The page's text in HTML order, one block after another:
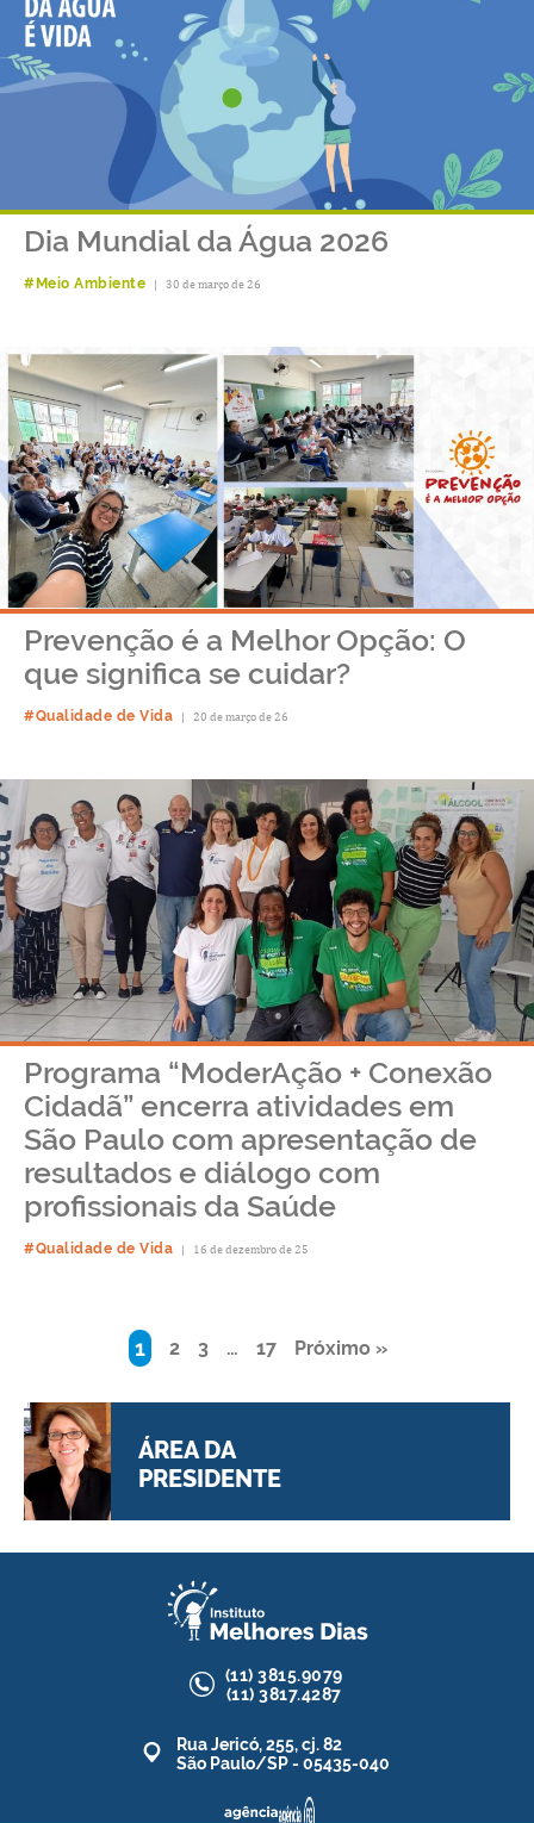
Dia Mundial da Água 2026
#Meio Ambiente | 30 de março de 26
Prevenção é a Melhor Opção: O
que significa se cuidar?
#Qualidade de Vida | 20 de março de 26
Programa “ModerAção + Conexão
Cidadã” encerra atividades em
São Paulo com apresentação de
resultados e diálogo com
profissionais da Saúde
#Qualidade de Vida | 16 de dezembro de 25
1 2 3 … 17 Próximo »
ÁREA DA
PRESIDENTE
(11) 3815.9079
(11) 3817.4287
Rua Jericó, 255, cj. 82
São Paulo/SP - 05435-040